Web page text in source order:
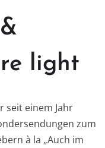
light
seit einem Jahr
zum
à la „Auch im